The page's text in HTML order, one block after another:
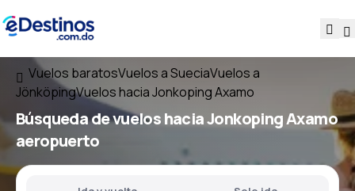
Vuelos baratosVuelos a SueciaVuelos a
JönköpingVuelos hacia Jonkoping Axamo
Búsqueda de vueloshaciaJonkoping Axamo
aeropuerto